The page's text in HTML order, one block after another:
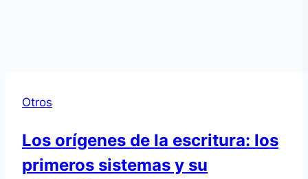
Otros
Los orígenes de la escritura: los
primeros sistemas y su